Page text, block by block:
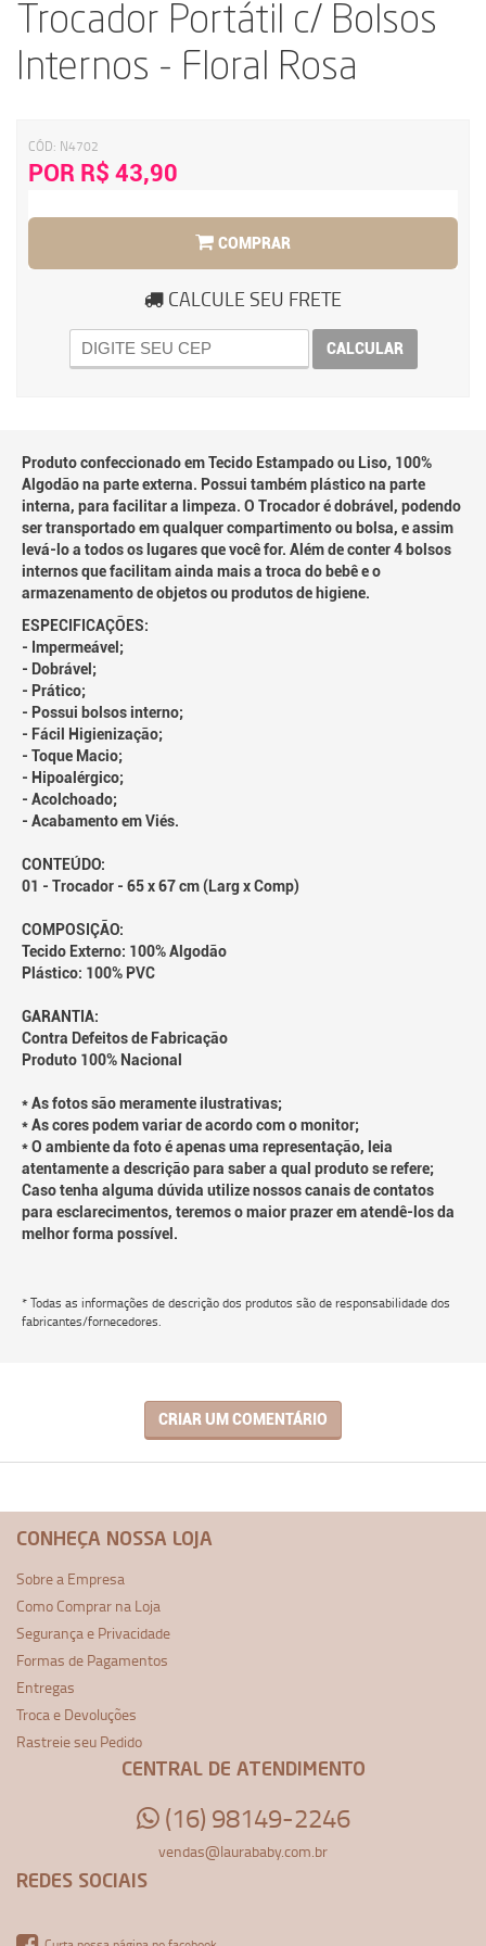
Trocador Portátil c/ Bolsos
Internos - Floral Rosa
CÓD: N4702
POR R$ 43,90
COMPRAR
CALCULE SEU FRETE
CALCULAR
Produto confeccionado em Tecido Estampado ou Liso, 100%
Algodão na parte externa. Possui também plástico na parte
interna, para facilitar a limpeza. O Trocador é dobrável, podendo
ser transportado em qualquer compartimento ou bolsa, e assim
levá-lo a todos os lugares que você for. Além de conter 4 bolsos
internos que facilitam ainda mais a troca do bebê e o
armazenamento de objetos ou produtos de higiene.
ESPECIFICAÇÕES:
- Impermeável;
- Dobrável;
- Prático;
- Possui bolsos interno;
- Fácil Higienização;
- Toque Macio;
- Hipoalérgico;
- Acolchoado;
- Acabamento em Viés.
CONTEÚDO:
01 - Trocador - 65 x 67 cm (Larg x Comp)
COMPOSIÇÃO:
Tecido Externo: 100% Algodão
Plástico: 100% PVC
GARANTIA:
Contra Defeitos de Fabricação
Produto 100% Nacional
* As fotos são meramente ilustrativas;
* As cores podem variar de acordo com o monitor;
* O ambiente da foto é apenas uma representação, leia
atentamente a descrição para saber a qual produto se refere;
Caso tenha alguma dúvida utilize nossos canais de contatos
para esclarecimentos, teremos o maior prazer em atendê-los da
melhor forma possível.
* Todas as informações de descrição dos produtos são de responsabilidade dos
fabricantes/fornecedores.
CRIAR UM COMENTÁRIO
CONHEÇA NOSSA LOJA
Sobre a Empresa
Como Comprar na Loja
Segurança e Privacidade
Formas de Pagamentos
Entregas
Troca e Devoluções
Rastreie seu Pedido
CENTRAL DE ATENDIMENTO
(16) 98149-2246
vendas@laurababy.com.br
REDES SOCIAIS